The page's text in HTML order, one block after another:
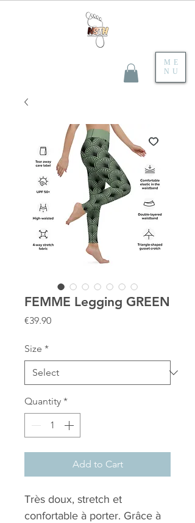
ME
NU
FEMME Legging GREEN
€39.90Price
Size *
Quantity *
Add to Cart
Très doux, stretch et
confortable à porter. Grâce à